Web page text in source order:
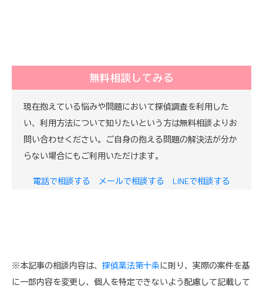
無料相談してみる
現在抱えている悩みや問題において探偵調査を利用した
い、利用方法について知りたいという方は無料相談よりお
問い合わせください。ご自身の抱える問題の解決法が分か
らない場合にもご利用いただけます。
電話で相談する メールで相談する LINEで相談する
※本記事の相談内容は、 探偵業法第十条に則り、実際の案件を基
に一部内容を変更し、個人を特定できないよう配慮して記載して